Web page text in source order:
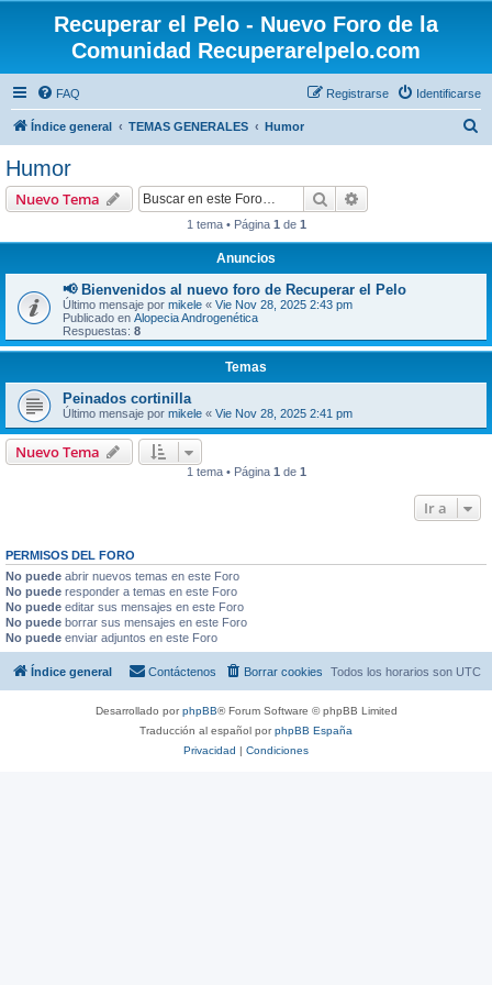
Recuperar el Pelo - Nuevo Foro de la
Comunidad Recuperarelpelo.com
FAQ Identificarse
Registrarse
Índice general TEMAS GENERALES Humor
Humor
Nuevo Tema Buscar
1 tema • Página 1 de 1
Anuncios
📢 Bienvenidos al nuevo foro de Recuperar el Pelo
Último mensaje por mikele « Vie Nov 28, 2025 2:43 pm
Publicado en Alopecia Androgenética
Respuestas: 8
Temas
Peinados cortinilla
Último mensaje por mikele « Vie Nov 28, 2025 2:41 pm
Nuevo Tema
1 tema • Página 1 de 1
Ir a
PERMISOS DEL FORO
No puede abrir nuevos temas en este Foro
No puede responder a temas en este Foro
No puede editar sus mensajes en este Foro
No puede borrar sus mensajes en este Foro
No puede enviar adjuntos en este Foro
Índice general Todos los horarios son UTC
Borrar cookies
Contáctenos
Desarrollado porphpBB® Forum Software © phpBB Limited
Traducción al español porphpBB España
Privacidad | Condiciones